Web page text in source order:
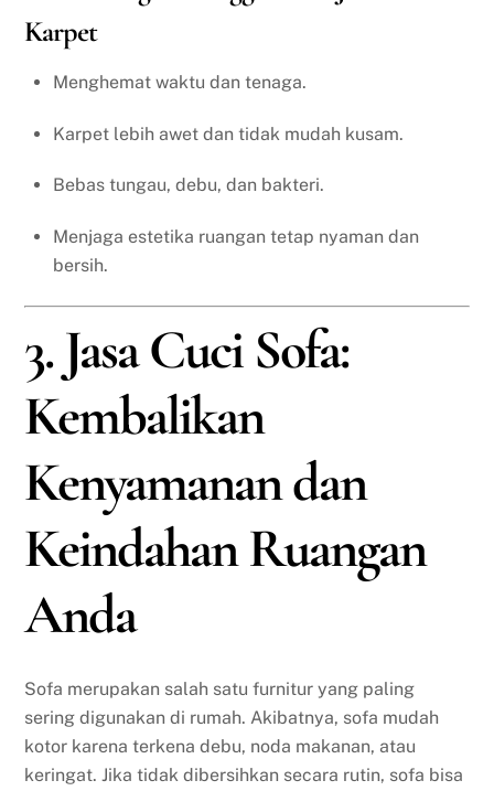
Karpet
Menghemat waktu dan tenaga.
Karpet lebih awet dan tidak mudah kusam.
Bebas tungau, debu, dan bakteri.
Menjaga estetika ruangan tetap nyaman dan
bersih.
3. Jasa Cuci Sofa:
Kembalikan
Kenyamanan dan
Keindahan Ruangan
Anda
Sofa merupakan salah satu furnitur yang paling
sering digunakan di rumah. Akibatnya, sofa mudah
kotor karena terkena debu, noda makanan, atau
keringat. Jika tidak dibersihkan secara rutin, sofa bisa